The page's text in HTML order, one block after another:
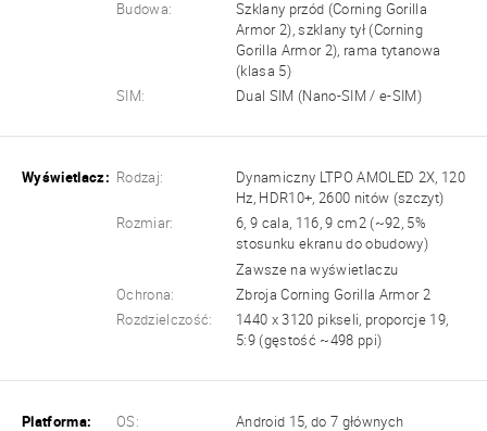
Budowa:
Szklany przód (Corning Gorilla
Armor 2), szklany tył (Corning
Gorilla Armor 2), rama tytanowa
(klasa 5)
SIM:
Dual SIM (Nano-SIM / e-SIM)
Wyświetlacz: Rodzaj:
Dynamiczny LTPO AMOLED 2X, 120
Hz, HDR10+, 2600 nitów (szczyt)
Rozmiar:
6, 9 cala, 116, 9 cm2 (~92, 5%
stosunku ekranu do obudowy)
Zawsze na wyświetlaczu
Ochrona:
Zbroja Corning Gorilla Armor 2
Rozdzielczość:
1440 x 3120 pikseli, proporcje 19,
5:9 (gęstość ~498 ppi)
Platforma: OS:
Android 15, do 7 głównych